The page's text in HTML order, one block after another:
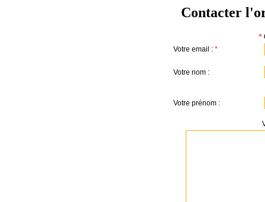
Contacter
*
Votre email : *
Votre nom :
Votre prénom :